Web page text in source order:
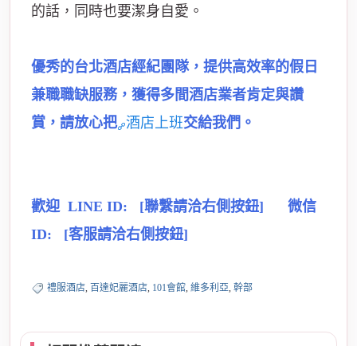
的話，同時也要潔身自愛。
優秀的台北酒店經紀團隊，提供高效率的假日
兼職職缺服務，獲得多間酒店業者肯定與讚
賞，請放心把 酒店上班交給我們。
歡迎 LINE ID: [聯繫請洽右側按鈕] 微信
ID: [客服請洽右側按鈕]
禮服酒店, 百達妃麗酒店, 101會館, 維多利亞, 幹部